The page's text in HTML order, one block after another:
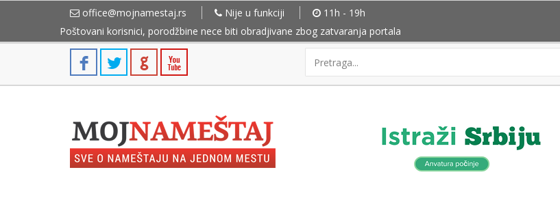
office@mojnamestaj.rs Nije u funkciji 11h - 19h
Poštovani korisnici, porodžbine nece biti obradjivane zbog zatvaranja portala